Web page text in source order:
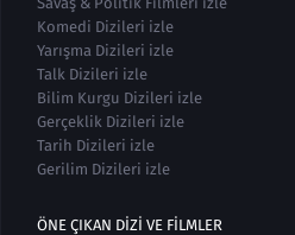
Komedi Dizileri izle
Yarışma Dizileri izle
Talk Dizileri izle
Bilim Kurgu Dizileri izle
Gerçeklik Dizileri izle
Tarih Dizileri izle
Gerilim Dizileri izle
ÖNE ÇIKAN DIZI VE FILMLER